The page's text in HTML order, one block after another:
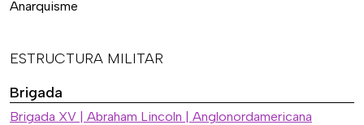
Anarquisme
ESTRUCTURA MILITAR
Brigada
Brigada XV | Abraham Lincoln | Anglonordamericana